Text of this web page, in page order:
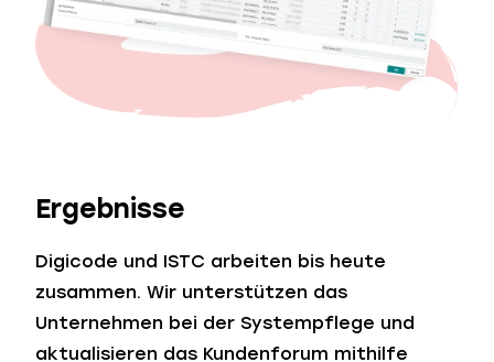
Ergebnisse
Digicode und ISTC arbeiten bis heute
zusammen. Wir unterstützen das
Unternehmen bei der Systempflege und
aktualisieren das Kundenforum mithilfe